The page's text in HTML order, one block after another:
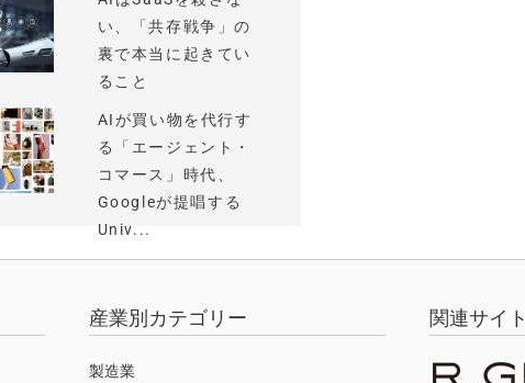
い、「共存戦争」の
裏で本当に起きてい
ること
AIが買い物を代行す
る「エージェント・
コマース」時代、
Googleが提唱する
Univ...
産業別カテゴリー
製造業
関連サイト